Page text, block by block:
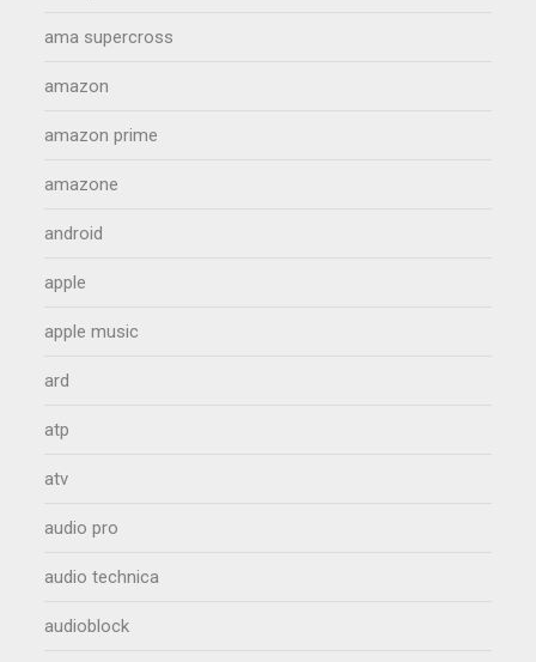
ama supercross
amazon
amazon prime
amazone
android
apple
apple music
ard
atp
atv
audio pro
audio technica
audioblock